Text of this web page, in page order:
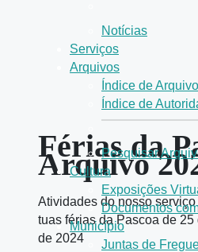
Notícias
Serviços
Arquivos
Índice de
Índice de
Pesquisar
Cultura
Exposições
Documentos
Município
Juntas de
Férias da
Arquivo
Atividades do nosso
tuas férias da Pascoa de 25
de 2024